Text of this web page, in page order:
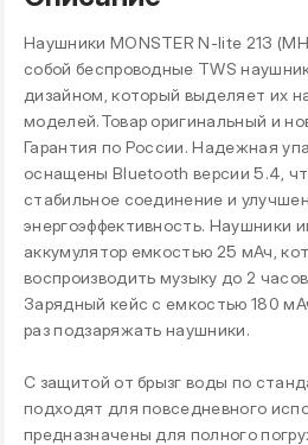
Наушники MONSTER N-lite 213
собой беспроводные TWS
дизайном, который выделяет их
моделей.Товар оригинальный и
Гарантия по России. Надежная
оснащены Bluetooth версии 5.4,
стабильное соединение и
энергоэффективность. Наушники
аккумулятор емкостью 25 мАч,
воспроизводить музыку до 2
Зарядный кейс с емкостью 180
раз подзаряжать наушники.
С защитой от брызг воды по
подходят для повседневного
предназначены для полного